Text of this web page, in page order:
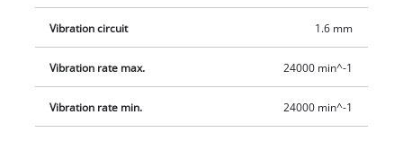
Vibration circuit 1.6 mm
Vibration rate max. 24000 min^-1
Vibration rate min. 24000 min^-1